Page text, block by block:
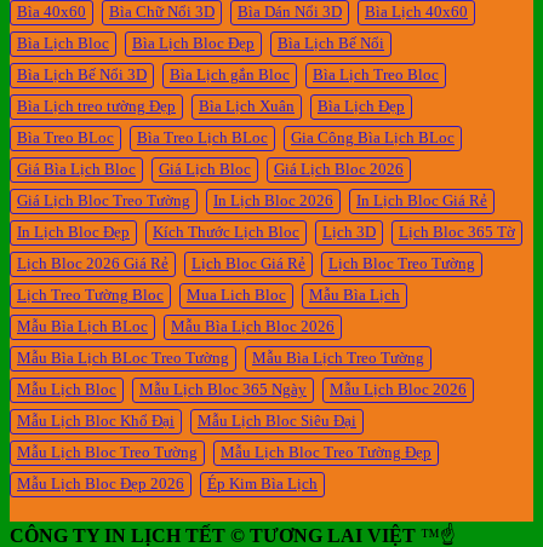
Bìa 40x60 Bìa Chữ Nổi 3D Bìa Dán Nổi 3D
Bìa Lịch 40x60
Bìa Lịch Bloc
Bìa Lịch Bloc Đẹp
Bìa Lịch Bế Nổi
Bìa Lịch Bế Nổi 3D
Bìa Lịch gắn Bloc
Bìa Lịch Treo Bloc
Bìa Lịch treo tường Đẹp
Bìa Lịch Xuân
Bìa Lịch Đẹp
Bìa Treo BLoc
Bìa Treo Lịch BLoc
Gia Công Bìa Lịch BLoc
Giá Bìa Lịch Bloc
Giá Lịch Bloc
Giá Lịch Bloc 2026
Giá Lịch Bloc Treo Tường
In Lịch Bloc 2026
In Lịch Bloc Giá Rẻ
In Lịch Bloc Đẹp
Kích Thước Lịch Bloc Lịch 3D
Lịch Bloc 365 Tờ
Lịch Bloc 2026 Giá Rẻ
Lịch Bloc Giá Rẻ
Lịch Bloc Treo Tường
Lịch Treo Tường Bloc
Mua Lich Bloc
Mẫu Bìa Lịch
Mẫu Bìa Lịch BLoc
Mẫu Bìa Lịch Bloc 2026
Mẫu Bìa Lịch BLoc Treo Tường
Mẫu Bìa Lịch Treo Tường
Mẫu Lịch Bloc
Mẫu Lịch Bloc 365 Ngày
Mẫu Lịch Bloc 2026
Mẫu Lịch Bloc Khổ Đại
Mẫu Lịch Bloc Siêu Đại
Mẫu Lịch Bloc Treo Tường
Mẫu Lịch Bloc Treo Tường Đẹp
Mẫu Lịch Bloc Đẹp 2026
Ép Kim Bìa Lịch
CÔNG TY IN LỊCH TẾT © TƯƠNG LAI VIỆT ™☝️